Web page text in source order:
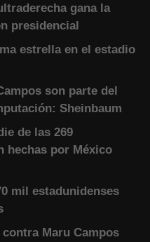
gana la
presidencial
estrella en el estadio
son parte del
Sheinbaum
de las 269
hechas por México
mil estadunidenses
Maru Campos